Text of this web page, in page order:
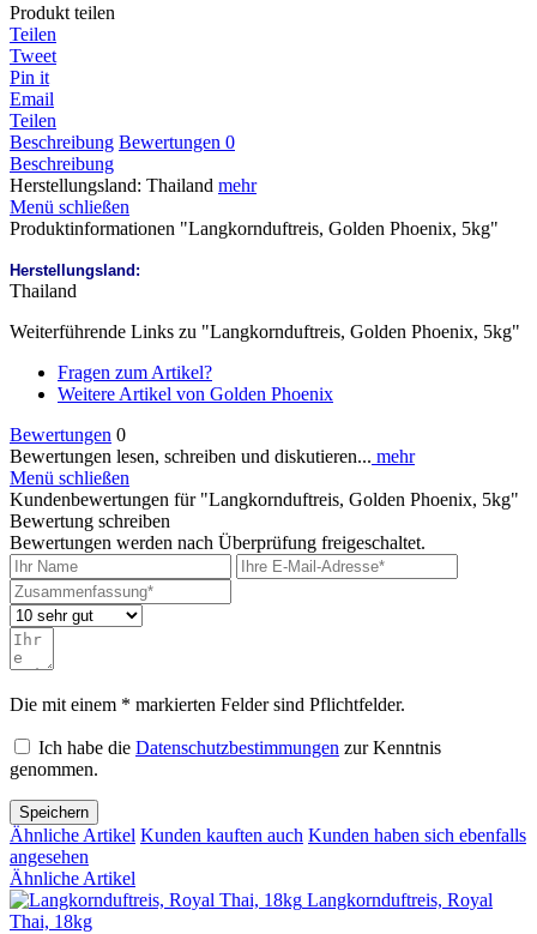
Produkt teilen
Teilen
Tweet
Pin it
Email
Teilen
Beschreibung Bewertungen 0
Beschreibung
Herstellungsland: Thailand mehr
Menü schließen
Produktinformationen "Langkornduftreis, Golden Phoenix, 5kg"
Herstellungsland:
Thailand
Weiterführende Links zu "Langkornduftreis, Golden Phoenix, 5kg"
Fragen zum Artikel?
Weitere Artikel von Golden Phoenix
Bewertungen 0
Bewertungen lesen, schreiben und diskutieren... mehr
Menü schließen
Kundenbewertungen für "Langkornduftreis, Golden Phoenix, 5kg"
Bewertung schreiben
Bewertungen werden nach Überprüfung freigeschaltet.
Die mit einem * markierten Felder sind Pflichtfelder.
Ich habe die Datenschutzbestimmungen zur Kenntnis
genommen.
Speichern
Ähnliche Artikel Kunden kauften auch Kunden haben sich ebenfalls
angesehen
Ähnliche Artikel
Langkornduftreis, Royal
Thai, 18kg